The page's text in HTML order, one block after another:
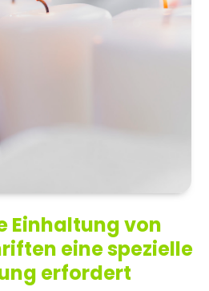
Einhaltung von
eine spezielle
erfordert